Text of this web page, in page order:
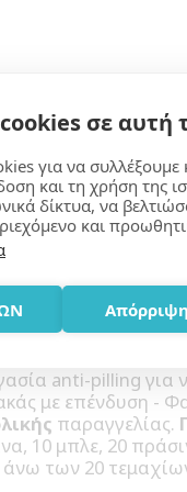
Μάθε
anti-pilling για
με επένδυση -
παραγγελίας.
10 μπλε, 20
άνω των 20
σε αυτή
για να
και τη χρήση της
δίκτυα, να
και